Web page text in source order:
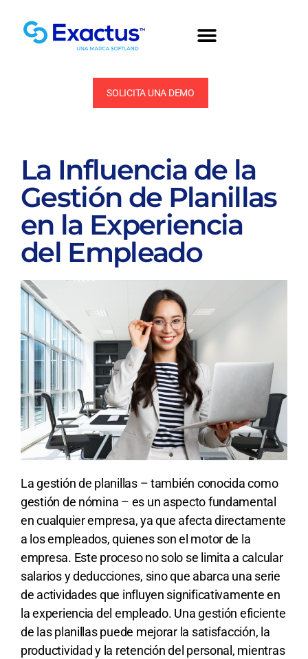
SOLICITA UNA DEMO
La Influencia de la
Gestión de Planillas
en la Experiencia
del Empleado
La gestión de planillas – también conocida como
gestión de nómina – es un aspecto fundamental
en cualquier empresa, ya que afecta directamente
a los empleados, quienes son el motor de la
empresa. Este proceso no solo se limita a calcular
salarios y deducciones, sino que abarca una serie
de actividades que influyen significativamente en
la experiencia del empleado. Una gestión eficiente
de las planillas puede mejorar la satisfacción, la
productividad y la retención del personal, mientras